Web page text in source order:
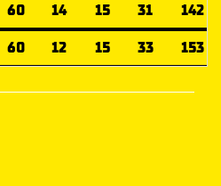
60 14 15 31
142
60 12 15 33 153